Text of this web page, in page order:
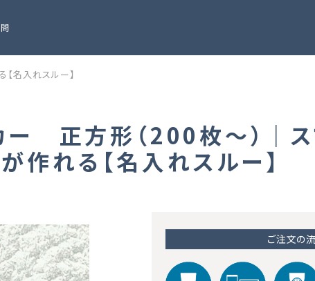
名入れスルー】
ー 正方形（200枚～）｜
作れる【名入れスルー】
ご注文の